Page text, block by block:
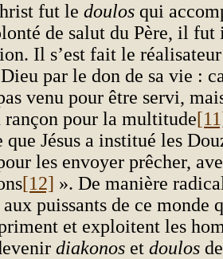
fut le doulos qui
de salut du Père, il fut
Il s’est fait le
par le don de sa vie :
venu pour être servi,
rançon pour la multitude
Jésus a institué les
les envoyer prêcher,
[12] ». De manière
puissants de ce monde
et exploitent les
diakonos et doulos